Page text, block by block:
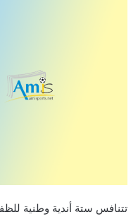
تتنافس ستة أندية وطنية